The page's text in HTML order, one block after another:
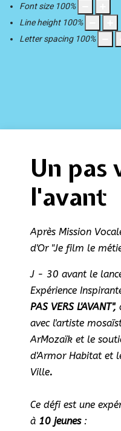
Font size 100%
Line height 100%
Letter spacing 100%
Un pas
l'avant
Après Mission
d'Or "Je film le
J - 30 avant le
Expérience
PAS VERS L'AVANT",
avec l'artiste
ArMozaïk et le
d'Armor Habitat et
Ville.
Ce défi est une
à 10 jeunes: